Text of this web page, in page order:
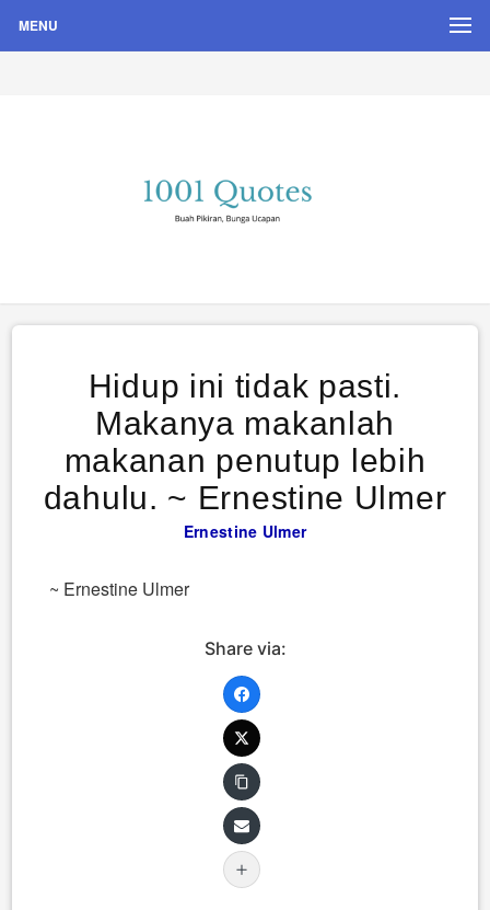
MENU
Quote Hari Puisi
Hidup ini tidak pasti.
Makanya makanlah
makanan penutup lebih
dahulu. ~ Ernestine Ulmer
Ernestine Ulmer
~ Ernestine Ulmer
Share via: